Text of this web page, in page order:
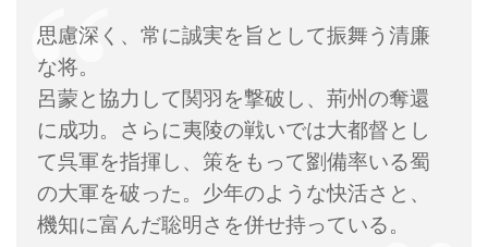
思慮深く、常に誠実を旨として振舞う清廉
な将。
呂蒙と協力して関羽を撃破し、荊州の奪還
に成功。さらに夷陵の戦いでは大都督とし
て呉軍を指揮し、策をもって劉備率いる蜀
の大軍を破った。少年のような快活さと、
機知に富んだ聡明さを併せ持っている。